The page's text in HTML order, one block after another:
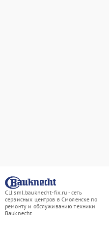
СЦ sml.bauknecht-fix.ru - сеть
сервисных центров в Смоленске по
ремонту и обслуживанию техники
Bauknecht